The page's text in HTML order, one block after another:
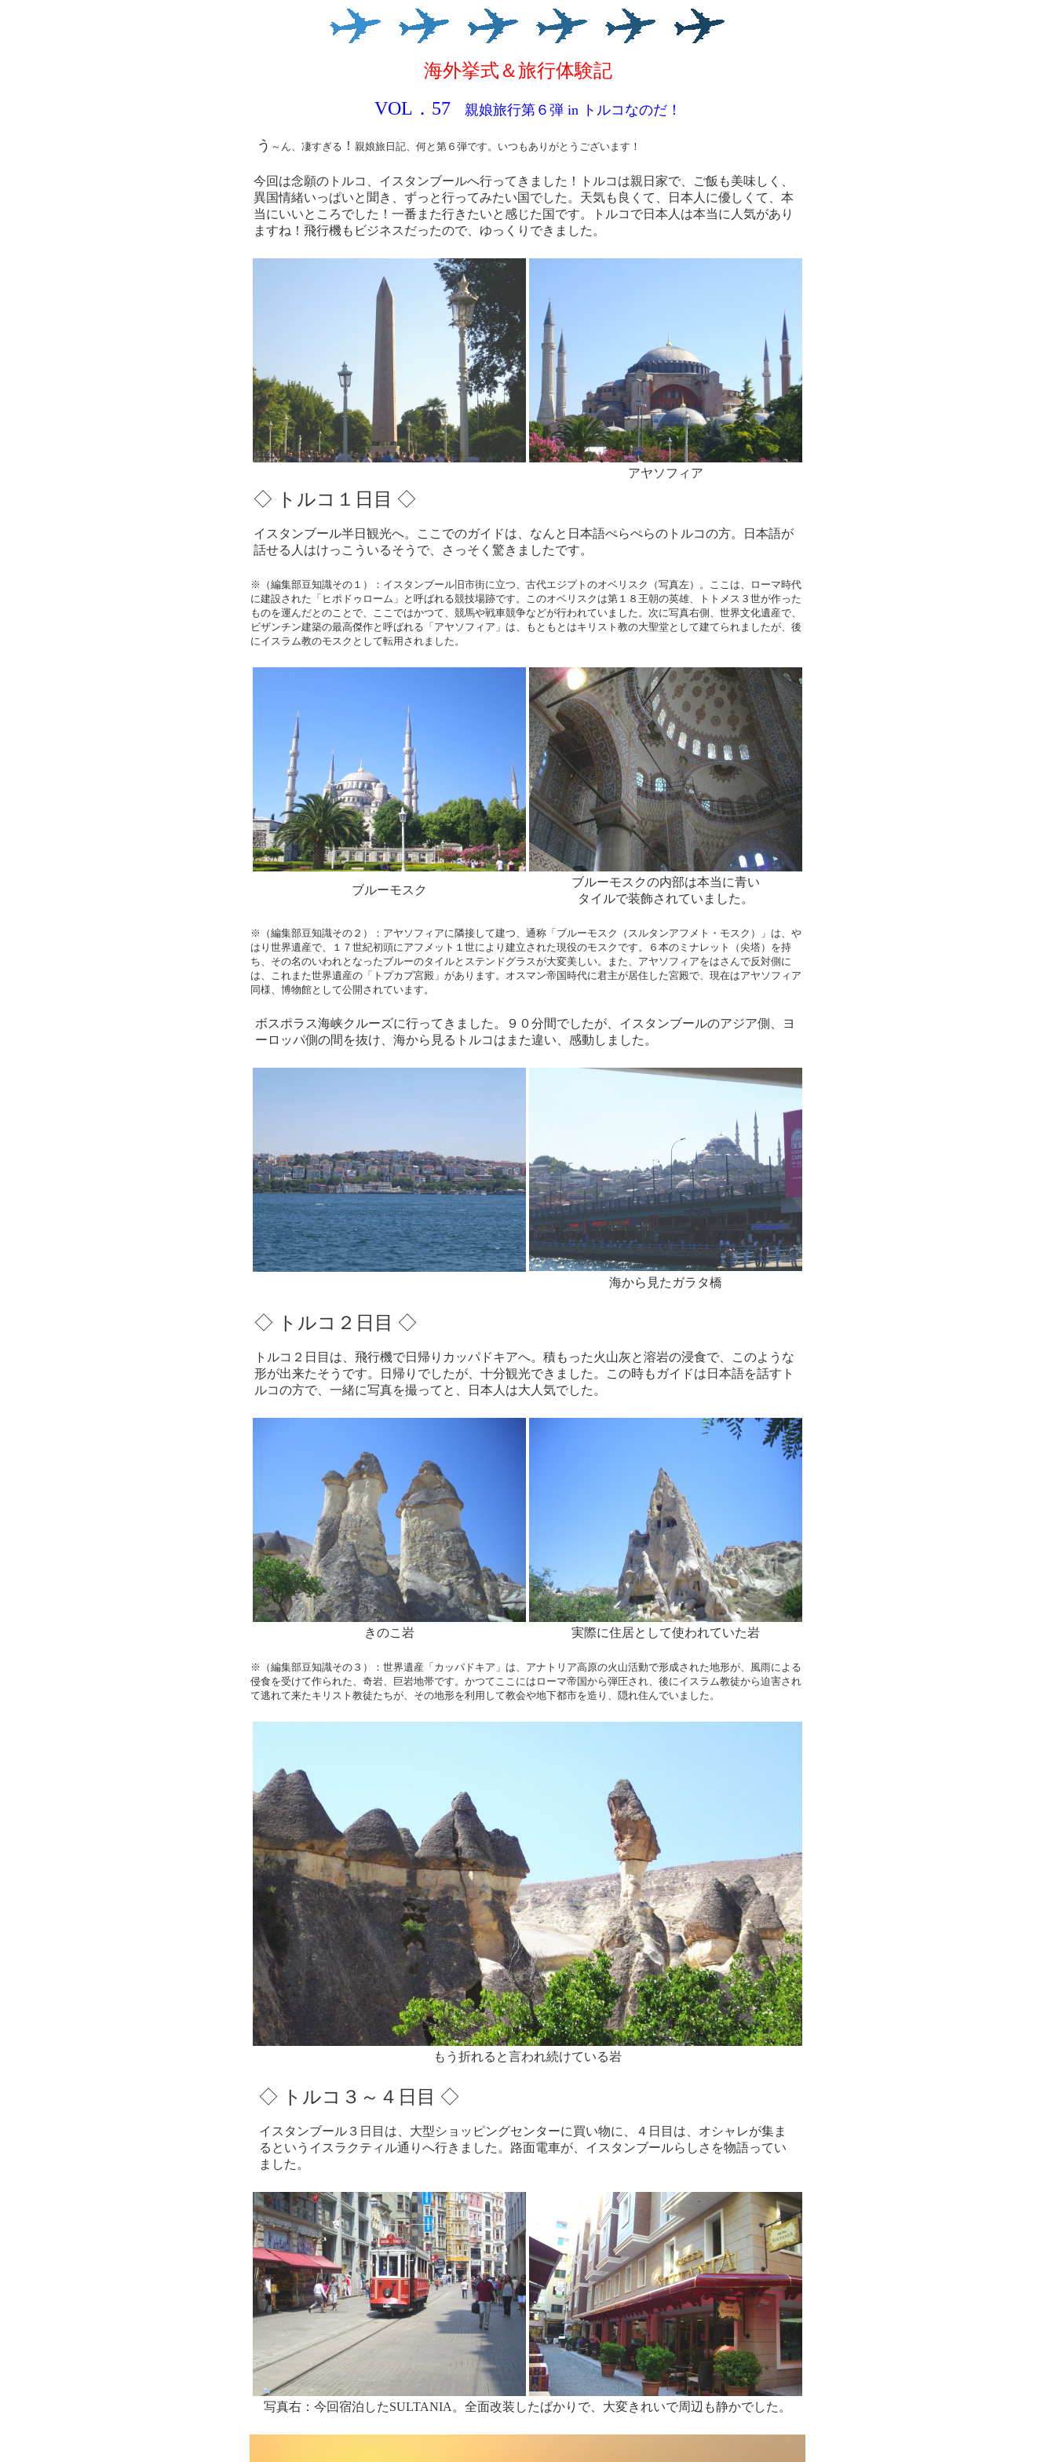
海外挙式＆旅行体験記
VOL．57
親娘旅行第６弾 in トルコなのだ！
う ～ん、凄すぎる ！ 親娘旅日記、何と第６弾です。いつもありがとうございます ！
今回は念願のトルコ、イスタンブールへ行ってきました！トルコは親日家で、ご飯も美味しく、
異国情緒いっぱいと聞き、ずっと行ってみたい国でした。天気も良くて、日本人に優しくて、本
当にいいところでした！一番また行きたいと感じた国です。トルコで日本人は本当に人気があり
ますね！飛行機もビジネスだったので、ゆっくりできました。
アヤソフィア
◇ トルコ１日目 ◇
イスタンブール半日観光へ。ここでのガイドは、なんと日本語ぺらぺらのトルコの方。日本語が
話せる人はけっこういるそうで、さっそく驚きましたです。
※（編集部豆知識その１）：イスタンブール旧市街に立つ、古代エジプトのオベリスク（写真左）。ここは、ローマ時代
に建設された「ヒポドゥローム」と呼ばれる競技場跡です。このオベリスクは第１８王朝の英雄、トトメス３世が作った
ものを運んだとのことで、ここではかつて、競馬や戦車競争などが行われていました。次に写真右側、世界文化遺産で、
ビザンチン建築の最高傑作と呼ばれる「アヤソフィア」は、もともとはキリスト教の大聖堂として建てられましたが、後
にイスラム教のモスクとして転用されました。
ブルーモスク
ブルーモスクの内部は本当に青い
タイルで装飾されていました。
※（編集部豆知識その２）：アヤソフィアに隣接して建つ、通称「ブルーモスク（スルタンアフメト・モスク）」は、や
はり世界遺産で、１７世紀初頭にアフメット１世により建立された現役のモスクです。６本のミナレット（尖塔）を持
ち、その名のいわれとなったブルーのタイルとステンドグラスが大変美しい。また、アヤソフィアをはさんで反対側に
は、これまた世界遺産の「トプカプ宮殿」があります。オスマン帝国時代に君主が居住した宮殿で、現在はアヤソフィア
同様、博物館として公開されています。
ボスポラス海峡クルーズに行ってきました。９０分間でしたが、イスタンブールのアジア側、ヨ
ーロッパ側の間を抜け、海から見るトルコはまた違い、感動しました。
海から見たガラタ橋
◇ トルコ２日目 ◇
トルコ２日目は、飛行機で日帰りカッパドキアへ。積もった火山灰と溶岩の浸食で、このような
形が出来たそうです。日帰りでしたが、十分観光できました。この時もガイドは日本語を話すト
ルコの方で、一緒に写真を撮ってと、日本人は大人気でした。
きのこ岩 実際に住居として使われていた岩
※（編集部豆知識その３）：世界遺産「カッパドキア」は、アナトリア高原の火山活動で形成された地形が、風雨による
侵食を受けて作られた、奇岩、巨岩地帯です。かつてここにはローマ帝国から弾圧され、後にイスラム教徒から迫害され
て逃れて来たキリスト教徒たちが、その地形を利用して教会や地下都市を造り、隠れ住んでいました。
もう折れると言われ続けている岩
◇ トルコ３～４日目 ◇
イスタンブール３日目は、大型ショッピングセンターに買い物に、４日目は、オシャレが集ま
るというイスラクティル通りへ行きました。路面電車が、イスタンブールらしさを物語ってい
ました。
写真右：今回宿泊したSULTANIA。全面改装したばかりで、大変きれいで周辺も静かでした。